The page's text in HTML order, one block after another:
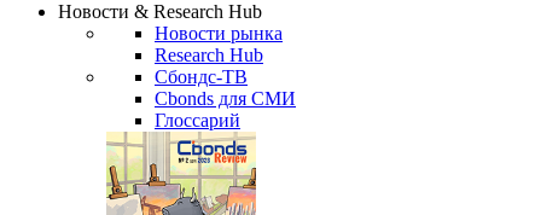
Сбондс Люди
Новости & Research Hub
Новости рынка
Research Hub
Сбондс-ТВ
Cbonds для СМИ
Глоссарий